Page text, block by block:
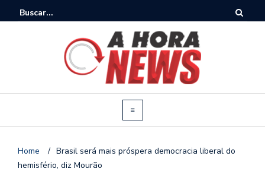
Home / Brasil será mais próspera democracia liberal do
hemisfério, diz Mourão